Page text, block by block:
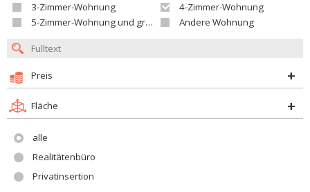
3-Zimmer-Wohnung
4-Zimmer-Wohnung
5-Zimmer-Wohnung und größer
Andere Wohnung
Preis
Fläche
alle
Realitätenbüro
Privatinsertion